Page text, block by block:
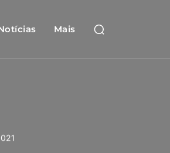
Mais